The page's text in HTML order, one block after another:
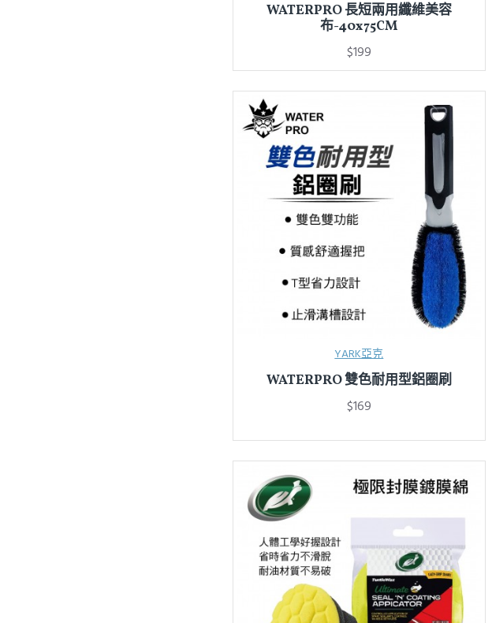
WATERPRO 長短兩用纖維美容
布-40x75CM
$199
YARK亞克
WATERPRO 雙色耐用型鋁圈刷
$169